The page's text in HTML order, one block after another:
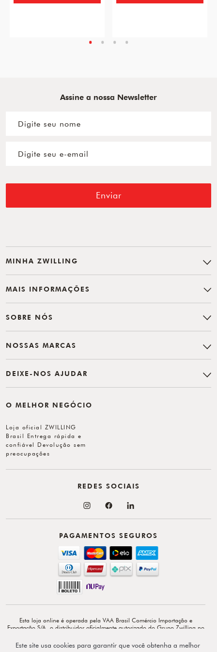
Este site usa cookies para garantir que você obtenha a melhor
Assine a nossa Newsletter
Enviar
MINHA ZWILLING
MAIS INFORMAÇÕES
SOBRE NÓS
NOSSAS MARCAS
DEIXE-NOS AJUDAR
O MELHOR NEGÓCIO
Loja oficial ZWILLING
Brasil Entrega rápida e
confiável Devolução sem
preocupações
PAGAMENTOS SEGUROS
REDES SOCIAIS
Esta loja online é operada pela VAA Brasil Comércio Importação e
Exportação S/A, o distribuidor oficialmente autorizado do Grupo Zwilling no
exclusivamente responsável por todo o conteúdo e comunicação deste site. ©
Copyright 2026 - Av. Doutor Cardoso de Melo, 1855 - 14º - Vila Olímpia -